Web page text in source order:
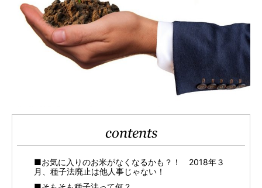
contents
■お気に入りのお米がなくなるかも？！ 2018年３
月、種子法廃止は他人事じゃない！